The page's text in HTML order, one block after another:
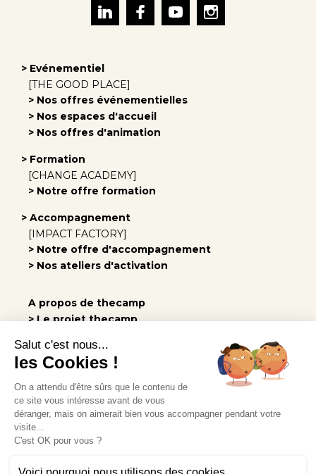
> Evénementiel
[THE GOOD PLACE]
> Nos offres événementielles
> Nos espaces d'accueil
> Nos offres d'animation
> Formation
[CHANGE ACADEMY]
> Notre offre formation
> Accompagnement
[IMPACT FACTORY]
> Notre offre d'accompagnement
> Nos ateliers d'activation
A propos de thecamp
> Le projet thecamp
> Notre engagement
> Rejoindre l'équipe
> Nos actus
Infos pratiques
Salut c'est nous...
les Cookies !
On a attendu d'être sûrs que le contenu de
ce site vous intéresse avant de vous
déranger, mais on aimerait bien vous accompagner pendant votre
visite...
C'est OK pour vous ?